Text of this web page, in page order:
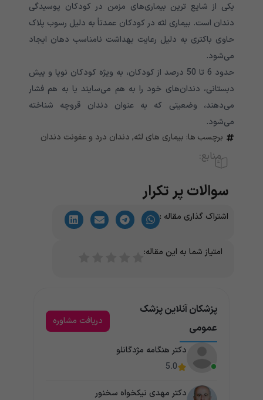
یکی از شایع ترین بیماری‌‌‌‌‌‌‌‌‌‌‌‌‌‌‌‌‌‌‌‌‌‌‌‌‌‌‌‌‌‌‌‌‌‌‌‌‌‌‌‌‌‌‌‌‌‌های مزمن در کودکان پوسیدگی
دندان است. بیماری لثه در کودکان عمدتاً به دلیل رسوب پلاک
حاوی باکتری به دلیل رعایت بهداشت نامناسب دهان ایجاد
می‌شود.
حدود 6 تا 50 درصد از کودکان، به ویژه کودکان نوپا و پیش
دبستانی، دندان‌های خود را به هم می‌‌‌‌‌‌‌‌‌‌‌‌‌‌‌‌‌‌‌‌‌‌‌‌‌‌‌‌‌‌‌‌‌‌‌‌‌‌‌‌‌‌‌‌‌‌‌‌‌‌‌‌سایند یا به هم فشار
می‌‌‌‌‌‌‌‌‌‌‌‌‌‌‌‌‌‌‌‌‌‌‌‌‌‌‌‌‌‌‌‌‌‌‌‌‌‌‌‌‌‌‌‌‌‌‌‌‌‌‌‌دهند، وضعیتی که به عنوان دندان قروچه شناخته
می‌‌‌‌‌‌‌‌‌‌‌‌‌‌‌‌‌‌‌‌‌‌‌‌‌‌‌‌‌‌‌‌‌‌‌‌‌‌‌‌‌‌‌‌‌‌‌‌‌‌‌‌شود.
برچسب ها: بیماری های لثه, دندان درد و عفونت دندان
منابع:
سوالات پر تکرار
اشتراک گذاری مقاله :
امتیاز شما به این مقاله:
پزشکان آنلاین پزشک
عمومی
دریافت مشاوره
دکتر هنگامه مژدگانلو
5.0
دکتر مهدی نیکخواه سخنور